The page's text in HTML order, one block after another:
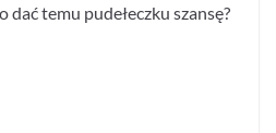
temu pudełeczku szansę?